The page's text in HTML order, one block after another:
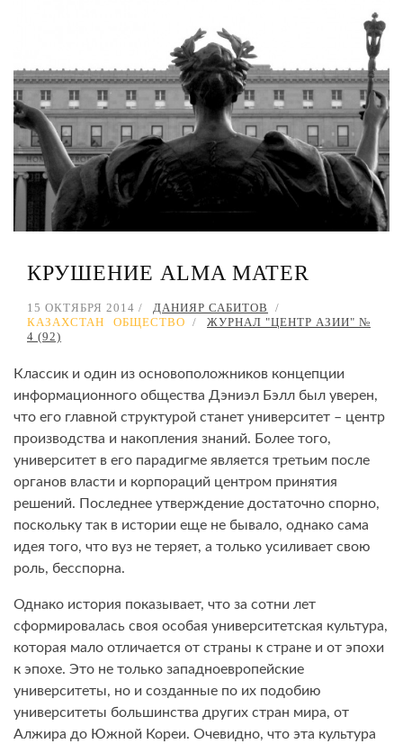
КРУШЕНИЕ ALMA MATER
15 ОКТЯБРЯ 2014
ДАНИЯР САБИТОВ
КАЗАХСТАН
ОБЩЕСТВО
ЖУРНАЛ "ЦЕНТР АЗИИ" №
4 (92)
Классик и один из основоположников концепции
информационного общества Дэниэл Бэлл был уверен,
что его главной структурой станет университет – центр
производства и накопления знаний. Более того,
университет в его парадигме является третьим после
органов власти и корпораций центром принятия
решений. Последнее утверждение достаточно спорно,
поскольку так в истории еще не бывало, однако сама
идея того, что вуз не теряет, а только усиливает свою
роль, бесспорна.
Однако история показывает, что за сотни лет
сформировалась своя особая университетская культура,
которая мало отличается от страны к стране и от эпохи
к эпохе. Это не только западноевропейские
университеты, но и созданные по их подобию
университеты большинства других стран мира, от
Алжира до Южной Кореи. Очевидно, что эта культура